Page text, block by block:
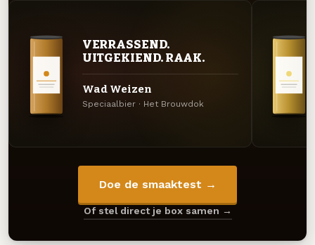
VERRASSEND.
UITGEKIEND. RAAK.
Wad Weizen
Speciaalbier · Het Brouwdok
Doe de smaaktest →
Of stel direct je box samen →